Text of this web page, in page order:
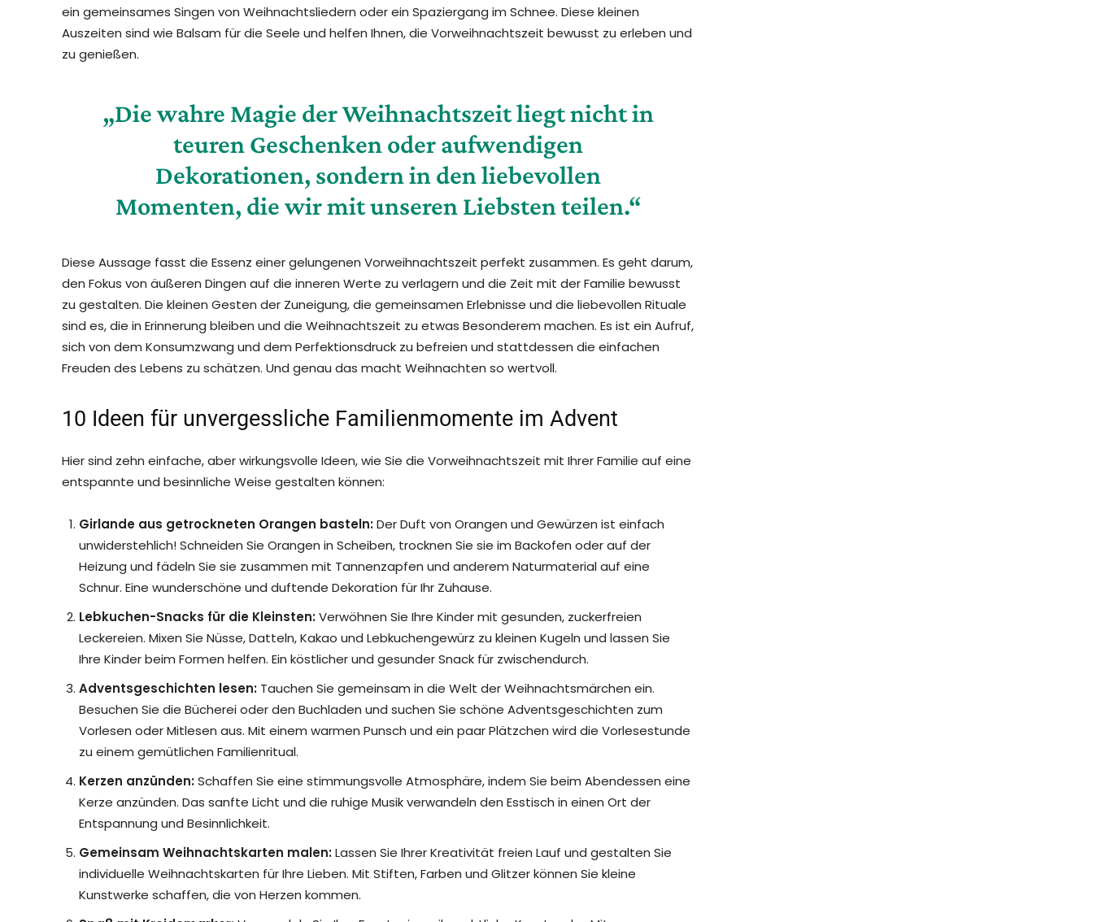
ein gemeinsames Singen von Weihnachtsliedern oder ein Spaziergang im Schnee. Diese kleinen
Auszeiten sind wie Balsam für die Seele und helfen Ihnen, die Vorweihnachtszeit bewusst zu erleben und
zu genießen.
„Die wahre Magie der Weihnachtszeit liegt nicht in
teuren Geschenken oder aufwendigen
Dekorationen, sondern in den liebevollen
Momenten, die wir mit unseren Liebsten teilen.“
Diese Aussage fasst die Essenz einer gelungenen Vorweihnachtszeit perfekt zusammen. Es geht darum,
den Fokus von äußeren Dingen auf die inneren Werte zu verlagern und die Zeit mit der Familie bewusst
zu gestalten. Die kleinen Gesten der Zuneigung, die gemeinsamen Erlebnisse und die liebevollen Rituale
sind es, die in Erinnerung bleiben und die Weihnachtszeit zu etwas Besonderem machen. Es ist ein Aufruf,
sich von dem Konsumzwang und dem Perfektionsdruck zu befreien und stattdessen die einfachen
Freuden des Lebens zu schätzen. Und genau das macht Weihnachten so wertvoll.
10 Ideen für unvergessliche Familienmomente im Advent
Hier sind zehn einfache, aber wirkungsvolle Ideen, wie Sie die Vorweihnachtszeit mit Ihrer Familie auf eine
entspannte und besinnliche Weise gestalten können:
Girlande aus getrockneten Orangen basteln:Der Duft von Orangen und Gewürzen ist einfach
unwiderstehlich! Schneiden Sie Orangen in Scheiben, trocknen Sie sie im Backofen oder auf der
Heizung und fädeln Sie sie zusammen mit Tannenzapfen und anderem Naturmaterial auf eine
Schnur. Eine wunderschöne und duftende Dekoration für Ihr Zuhause.
Lebkuchen-Snacks für die Kleinsten:Verwöhnen Sie Ihre Kinder mit gesunden, zuckerfreien
Leckereien. Mixen Sie Nüsse, Datteln, Kakao und Lebkuchengewürz zu kleinen Kugeln und lassen Sie
Ihre Kinder beim Formen helfen. Ein köstlicher und gesunder Snack für zwischendurch.
Adventsgeschichten lesen: Tauchen Sie gemeinsam in die Welt der Weihnachtsmärchen ein.
Besuchen Sie die Bücherei oder den Buchladen und suchen Sie schöne Adventsgeschichten zum
Vorlesen oder Mitlesen aus. Mit einem warmen Punsch und ein paar Plätzchen wird die Vorlesestunde
zu einem gemütlichen Familienritual.
Kerzen anzünden:Schaffen Sie eine stimmungsvolle Atmosphäre, indem Sie beim Abendessen eine
Kerze anzünden. Das sanfte Licht und die ruhige Musik verwandeln den Esstisch in einen Ort der
Entspannung und Besinnlichkeit.
Gemeinsam Weihnachtskarten malen:Lassen Sie Ihrer Kreativität freien Lauf und gestalten Sie
individuelle Weihnachtskarten für Ihre Lieben. Mit Stiften, Farben und Glitzer können Sie kleine
Kunstwerke schaffen, die von Herzen kommen.